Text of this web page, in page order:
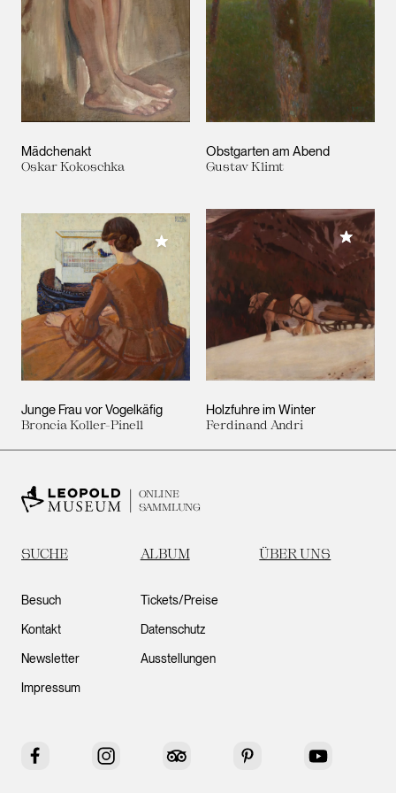
Mädchenakt
Oskar Kokoschka
Obstgarten am Abend
Gustav Klimt
Junge Frau vor Vogelkäfig
Broncia Koller-Pinell
Meiner Sammlung hinzufügen
Holzfuhre im Winter
Ferdinand Andri
Meiner
ONLINE
SAMMLUNG
SUCHE ALBUM ÜBER UNS
Besuch
Kontakt
Newsletter
Impressum
Tickets/Preise
Datenschutz
Ausstellungen
Facebook Instagram Tripadvisor Pinterest YouTube